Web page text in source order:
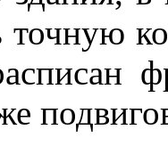
точную